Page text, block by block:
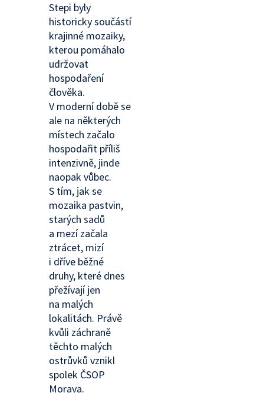
Stepi byly
historicky součástí
krajinné mozaiky,
kterou pomáhalo
udržovat
hospodaření
člověka.
V moderní době se
ale na některých
místech začalo
hospodařit příliš
intenzivně, jinde
naopak vůbec.
S tím, jak se
mozaika pastvin,
starých sadů
a mezí začala
ztrácet, mizí
i dříve běžné
druhy, které dnes
přežívají jen
na malých
lokalitách. Právě
kvůli záchraně
těchto malých
ostrůvků vznikl
spolek ČSOP
Morava.